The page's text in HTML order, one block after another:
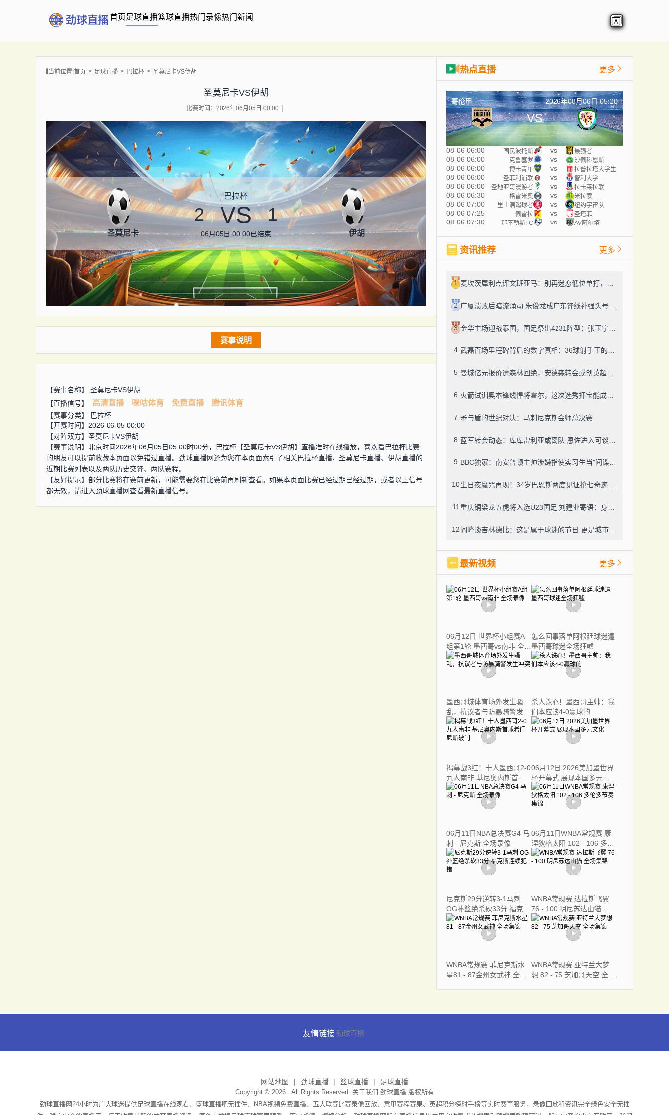
首页足球直播篮球直播热门录像热门新闻
当前位置:首页 足球直播 巴拉杯 圣莫尼卡VS伊胡
圣莫尼卡VS伊胡
比赛时间：2026年06月05日 00:00
圣莫尼卡
巴拉杯
2 VS 1
06月05日 00:00已结束 伊胡
赛事说明
【赛事名称】 圣莫尼卡VS伊胡
【直播信号】
高清直播 咪咕体育 免费直播 腾讯体育
【赛事分类】
巴拉杯
【开赛时间】2026-06-05 00:00
【对阵双方】 圣莫尼卡VS伊胡
【赛事说明】北京时间2026年06月05日05 00时00分，巴拉杯【圣莫尼卡VS伊胡】直播准时在线播放，喜欢看巴拉杯比赛
的朋友可以提前收藏本页面以免错过直播。劲球直播网还为您在本页面索引了相关巴拉杯直播、圣莫尼卡直播、伊胡直播的
近期比赛列表以及两队历史交锋、两队赛程。
【友好提示】部分比赛将在赛前更新，可能需要您在比赛前再刷新查看。如果本页面比赛已经过期已经过期，或者以上信号
都无效，请进入劲球直播网查看最新直播信号。
热点直播 更多
哥伦甲 2026年08月06日 05:20
VS
08-06 06:00 国民波托斯 vs 最强者
08-06 06:00 克鲁塞罗 vs 沙佩科恩斯
08-06 06:00 博卡青年 vs 拉普拉塔大学生
08-06 06:00 圣菲利浦联 vs 智利大学
08-06 06:00 圣地亚哥漫游者 vs 拉卡莱拉联
08-06 06:30 格雷米奥 vs 米拉索
08-06 07:00 里士满踢球者 vs 纽约宇宙队
08-06 07:25 佩雷拉 vs 圣塔菲
08-06 07:30 那不勒斯FC vs AV阿尔塔
资讯推荐 更多
1
2
3
4
5
6
7 矛与盾的世纪对决：马刺尼克斯会师总决赛
8
9
10
11
12
最新视频 更多
06月12日 世界杯小组赛A
组第1轮 墨西哥vs南非 全场
录像
怎么回事落单阿根廷球迷遭
墨西哥球迷全场狂嘘
墨西哥城体育场外发生骚
乱，抗议者与防暴骑警发生
冲突
杀人诛心！墨西哥主帅：我
们本应该4-0赢球的
揭幕战3红！十人墨西哥2-0
九人南非 基尼奥内斯首球
希门尼斯破门
06月12日 2026美加墨世界
杯开幕式 展现本国多元文
化
06月11日NBA总决赛G4 马
刺 - 尼克斯 全场录像
06月11日WNBA常规赛 康
涅狄格太阳 102 - 106 多伦
多节奏 集锦
尼克斯29分逆转3-1马刺
OG补篮绝杀砍33分 福克斯
连续犯错
WNBA常规赛 达拉斯飞翼
76 - 100 明尼苏达山猫 全
场集锦
WNBA常规赛 菲尼克斯水
星81 - 87金州女武神 全场
WNBA常规赛 亚特兰大梦
想 82 - 75 芝加哥天空 全场
友情链接 劲球直播
网站地图 劲球直播 篮球直播 足球直播
Copyright © 2026 . All Rights Reserved. 关于我们 劲球直播版权所有
劲球直播网24小时为广大球迷提供足球直播在线观看、篮球直播吧无插件、NBA视频免费直播、五大联赛比赛录像回放、意甲赛程赛果、英超积分榜射手榜等实时赛事服务，录像回放和资讯完全绿色安全无插